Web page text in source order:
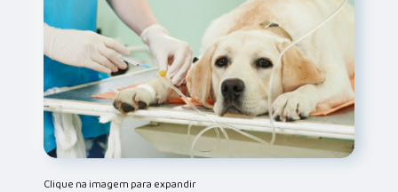
Clique na imagem para expandir